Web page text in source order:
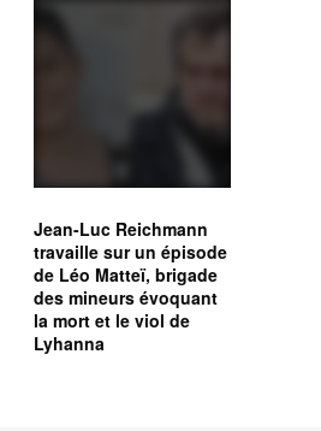
Jean-Luc Reichmann
travaille sur un épisode
de Léo Matteï, brigade
des mineurs évoquant
la mort et le viol de
Lyhanna